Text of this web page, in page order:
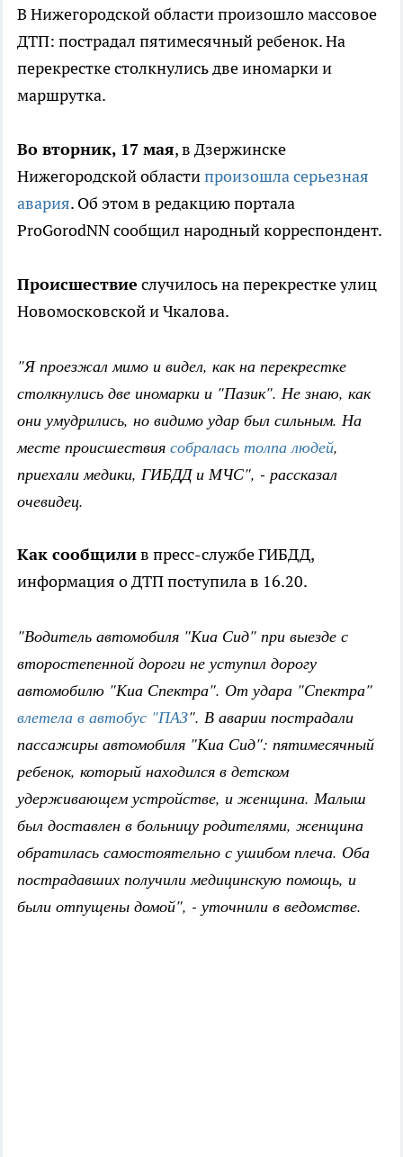
В Нижегородской области произошло массовое
ДТП: пострадал пятимесячный ребенок. На
перекрестке столкнулись две иномарки и
маршрутка.
Во вторник, 17 мая, в Дзержинске
Нижегородской областипроизошла серьезная
авария. Об этом в редакцию портала
ProGorodNN сообщил народный корреспондент.
Происшествие случилось на перекрестке улиц
Новомосковской и Чкалова.
"Я проезжал мимо и видел, как на перекрестке
столкнулись две иномарки и "Пазик". Не знаю, как
они умудрились, но видимо удар был сильным. На
месте происшествия собралась толпа людей,
приехали медики, ГИБДД и МЧС", - рассказал
очевидец.
Как сообщилив пресс-службе ГИБДД,
информация о ДТП поступила в 16.20.
"Водитель автомобиля "Киа Сид" при выезде с
второстепенной дороги не уступил дорогу
автомобилю "Киа Спектра". От удара "Спектра"
влетела в автобус "ПАЗ". В аварии пострадали
пассажиры автомобиля "Киа Сид": пятимесячный
ребенок, который находился в детском
удерживающем устройстве, и женщина. Малыш
был доставлен в больницу родителями, женщина
обратилась самостоятельно с ушибом плеча. Оба
пострадавших получили медицинскую помощь, и
были отпущены домой", - уточнили в ведомстве.